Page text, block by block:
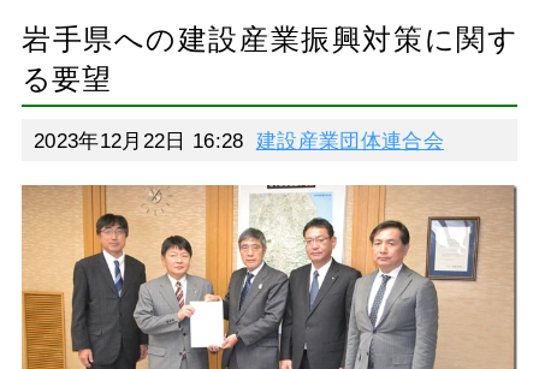
岩手県への建設産業振興対策に関す
る要望
2023年12月22日 16:28 建設産業団体連合会